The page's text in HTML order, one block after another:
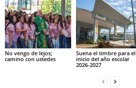
No vengo de lejos;
camino con ustedes
Suena el timbre para el
inicio del año escolar
2026-2027